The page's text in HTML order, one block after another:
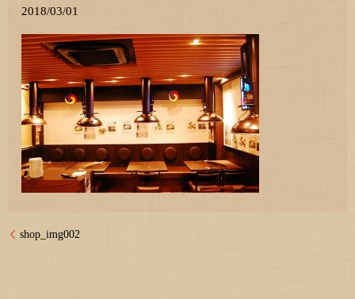
2018/03/01
shop_img002